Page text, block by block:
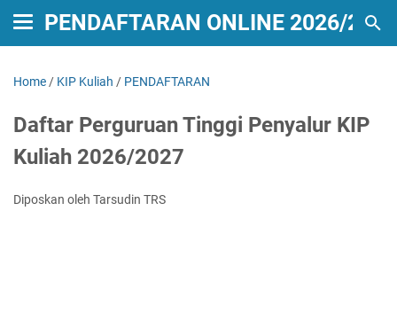
PENDAFTARAN ONLINE 2026/2027
Home / KIP Kuliah / PENDAFTARAN
Daftar Perguruan Tinggi Penyalur KIP
Kuliah 2026/2027
Diposkan oleh Tarsudin TRS